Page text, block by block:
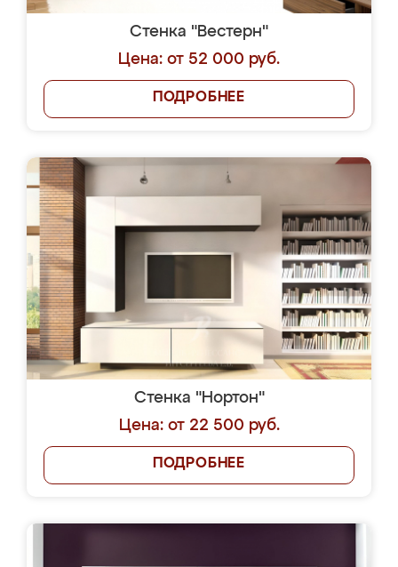
Стенка "Вестерн"
Цена: от 52 000 руб.
ПОДРОБНЕЕ
Стенка "Нортон"
Цена: от 22 500 руб.
ПОДРОБНЕЕ